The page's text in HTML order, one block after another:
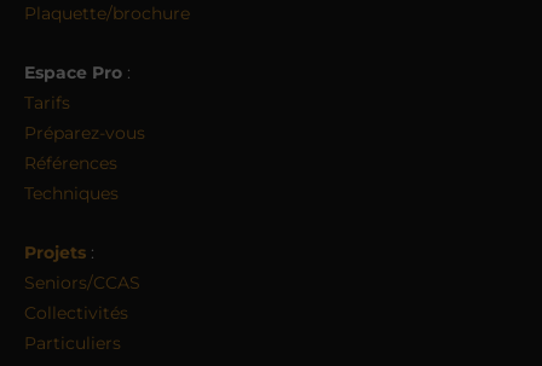
Plaquette/brochure
Espace Pro :
Tarifs
Préparez-vous
Références
Techniques
Projets :
Seniors/CCAS
Collectivités
Particuliers